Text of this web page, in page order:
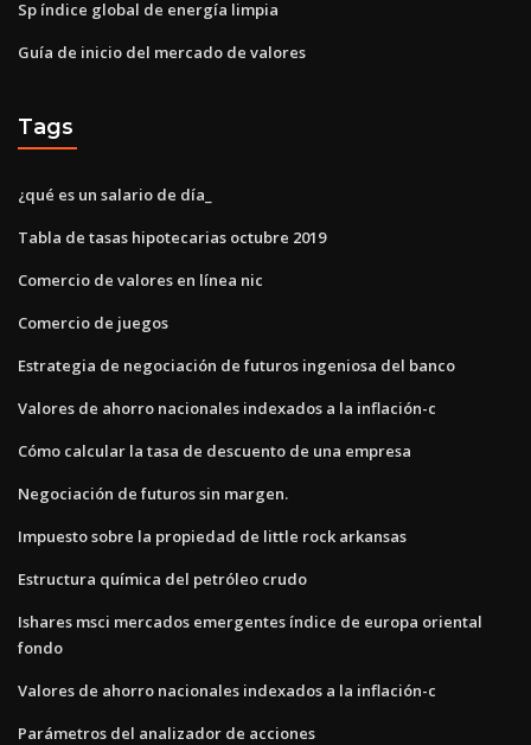
Sp índice global de energía limpia
Guía de inicio del mercado de valores
Tags
¿qué es un salario de día_
Tabla de tasas hipotecarias octubre 2019
Comercio de valores en línea nic
Comercio de juegos
Estrategia de negociación de futuros ingeniosa del banco
Valores de ahorro nacionales indexados a la inflación-c
Cómo calcular la tasa de descuento de una empresa
Negociación de futuros sin margen.
Impuesto sobre la propiedad de little rock arkansas
Estructura química del petróleo crudo
Ishares msci mercados emergentes índice de europa oriental
fondo
Valores de ahorro nacionales indexados a la inflación-c
Parámetros del analizador de acciones